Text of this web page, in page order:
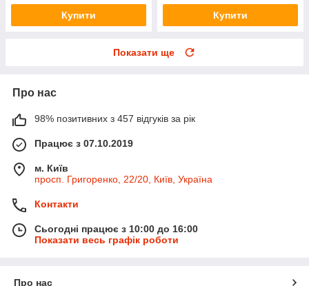
Купити Купити
Показати ще
Про нас
98% позитивних з 457 відгуків за рік
Працює з 07.10.2019
м. Київ
просп. Григоренко, 22/20, Київ, Україна
Контакти
Сьогодні працює з 10:00 до 16:00
Показати весь графік роботи
Про нас